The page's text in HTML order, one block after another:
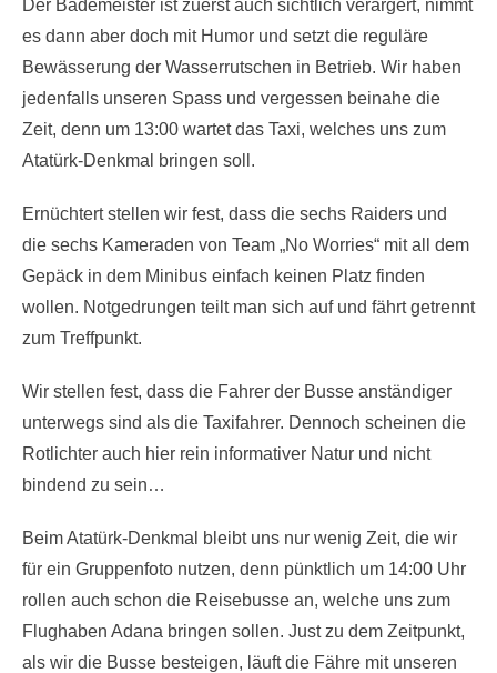
Der Bademeister ist zuerst auch sichtlich verärgert, nimmt
es dann aber doch mit Humor und setzt die reguläre
Bewässerung der Wasserrutschen in Betrieb. Wir haben
jedenfalls unseren Spass und vergessen beinahe die
Zeit, denn um 13:00 wartet das Taxi, welches uns zum
Atatürk-Denkmal bringen soll.
Ernüchtert stellen wir fest, dass die sechs Raiders und
die sechs Kameraden von Team „No Worries“ mit all dem
Gepäck in dem Minibus einfach keinen Platz finden
wollen. Notgedrungen teilt man sich auf und fährt getrennt
zum Treffpunkt.
Wir stellen fest, dass die Fahrer der Busse anständiger
unterwegs sind als die Taxifahrer. Dennoch scheinen die
Rotlichter auch hier rein informativer Natur und nicht
bindend zu sein…
Beim Atatürk-Denkmal bleibt uns nur wenig Zeit, die wir
für ein Gruppenfoto nutzen, denn pünktlich um 14:00 Uhr
rollen auch schon die Reisebusse an, welche uns zum
Flughaben Adana bringen sollen. Just zu dem Zeitpunkt,
als wir die Busse besteigen, läuft die Fähre mit unseren